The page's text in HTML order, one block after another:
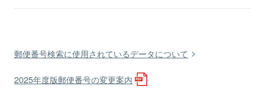
郵便番号検索に使用されているデータについて
2025年度版郵便番号の変更案内